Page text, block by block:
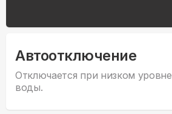
Автоотключение
Отключается при низком уровне
воды.